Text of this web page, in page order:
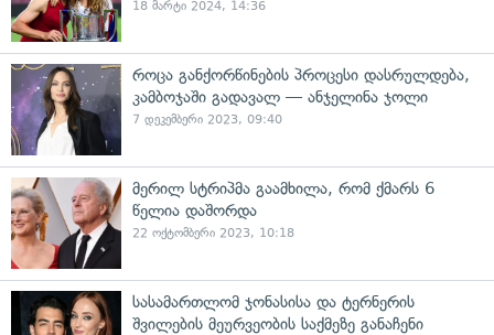
18 მარტი 2024, 14:36
როცა განქორწინების პროცესი დასრულდება,
კამბოჯაში გადავალ — ანჯელინა ჯოლი
7 დეკემბერი 2023, 09:40
მერილ სტრიპმა გაამხილა, რომ ქმარს 6
წელია დაშორდა
22 ოქტომბერი 2023, 10:18
სასამართლომ ჯონასისა და ტერნერის
შვილების მეურვეობის საქმეზე განაჩენი